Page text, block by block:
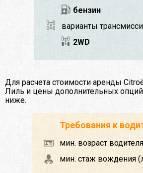
бензин
варианты
2WD
Для расчета стоимости аренды
Лиль и цены дополнительных
ниже.
Требования к
мин. возраст
мин. стаж вождения